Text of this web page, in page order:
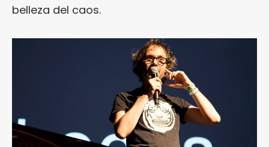
belleza del caos.